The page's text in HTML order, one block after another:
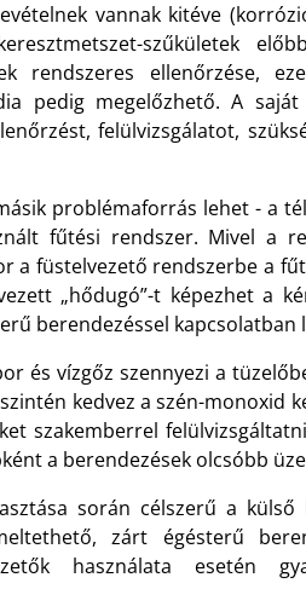
vannak kitéve
szűkületek
rendszeres ellenőrzése,
pedig megelőzhető. A
felülvizsgálatot,
problémaforrás lehet - a
fűtési rendszer. Mivel a
a füstelvezető rendszerbe a
„hődugó”-t képezhet a
berendezéssel kapcsolatban
és vízgőz szennyezi a
kedvez a szén-monoxid
szakemberrel
a berendezések olcsóbb
során célszerű a
zárt égésterű
használata esetén